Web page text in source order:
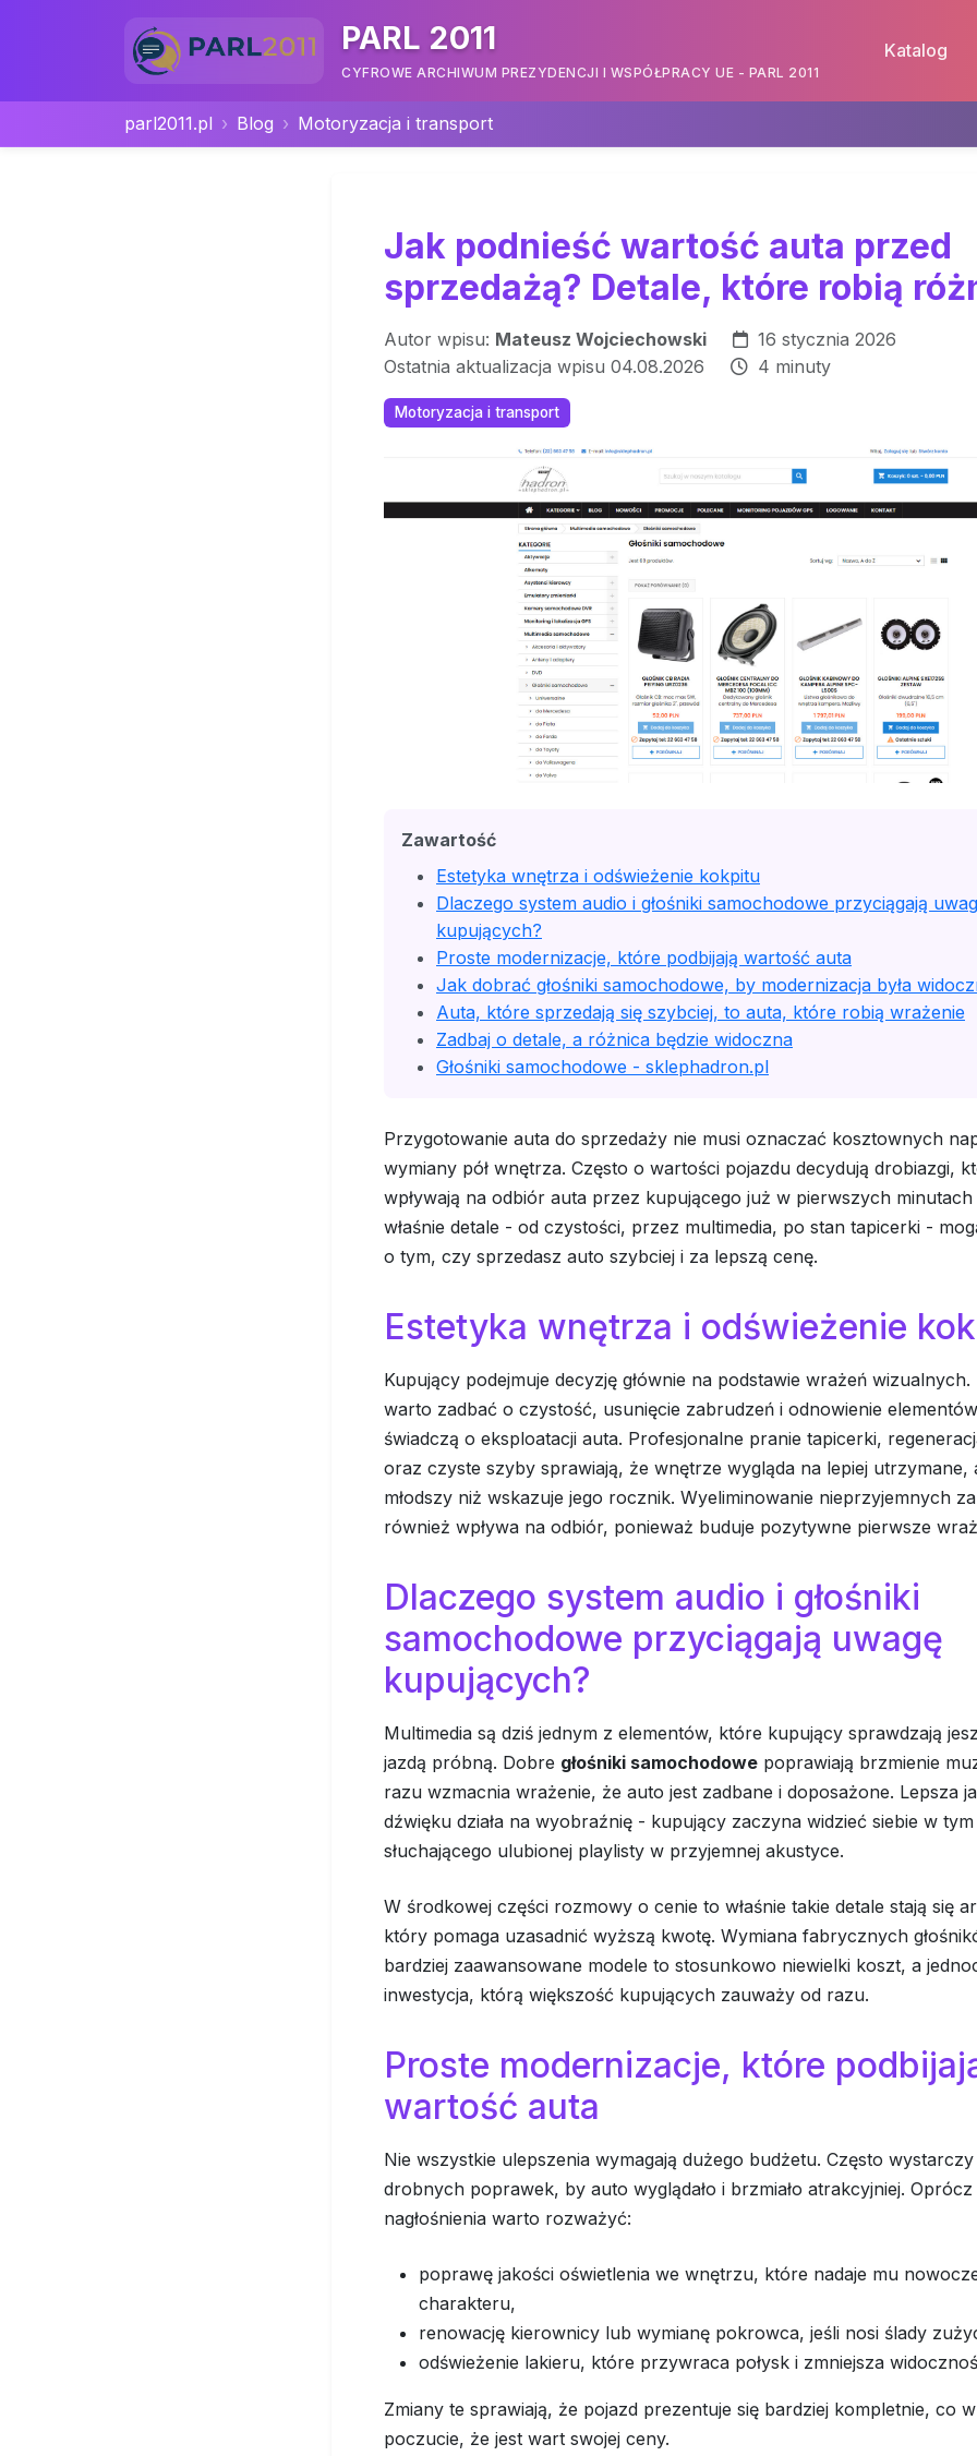
PARL 2011
CYFROWE ARCHIWUM PREZYDENCJI I WSPÓŁPRACY UE - PARL 2011
Katalog
parl2011.pl Blog Motoryzacja i transport
Jak podnieść wartość auta przed
sprzedażą? Detale, które robią
Autor wpisu: Mateusz Wojciechowski
16 stycznia 2026
Ostatnia aktualizacja wpisu 04.08.2026
4 minuty
Motoryzacja i transport
Zawartość
Estetyka wnętrza i odświeżenie kokpitu
Dlaczego system audio i głośniki samochodowe przyciągają
kupujących?
Proste modernizacje, które podbijają wartość auta
Jak dobrać głośniki samochodowe, by modernizacja była
Auta, które sprzedają się szybciej, to auta, które robią wrażenie
Zadbaj o detale, a różnica będzie widoczna
Głośniki samochodowe - sklephadron.pl
Przygotowanie auta do sprzedaży nie musi oznaczać kosztownych
wymiany pół wnętrza. Często o wartości pojazdu decydują drobiazgi,
wpływają na odbiór auta przez kupującego już w pierwszych minutach
właśnie detale - od czystości, przez multimedia, po stan tapicerki -
o tym, czy sprzedasz auto szybciej i za lepszą cenę.
Estetyka wnętrza i odświeżenie
Kupujący podejmuje decyzję głównie na podstawie wrażeń wizualnych.
warto zadbać o czystość, usunięcie zabrudzeń i odnowienie
świadczą o eksploatacji auta. Profesjonalne pranie tapicerki,
oraz czyste szyby sprawiają, że wnętrze wygląda na lepiej
młodszy niż wskazuje jego rocznik. Wyeliminowanie nieprzyjemnych
również wpływa na odbiór, ponieważ buduje pozytywne pierwsze
Dlaczego system audio i głośniki
samochodowe przyciągają uwagę
kupujących?
Multimedia są dziś jednym z elementów, które kupujący sprawdzają
jazdą próbną. Dobre głośniki samochodowe poprawiają brzmienie
razu wzmacnia wrażenie, że auto jest zadbane i doposażone. Lepsza
dźwięku działa na wyobraźnię - kupujący zaczyna widzieć siebie w
słuchającego ulubionej playlisty w przyjemnej akustyce.
W środkowej części rozmowy o cenie to właśnie takie detale stają się
który pomaga uzasadnić wyższą kwotę. Wymiana fabrycznych
bardziej zaawansowane modele to stosunkowo niewielki koszt, a
inwestycja, którą większość kupujących zauważy od razu.
Proste modernizacje, które
wartość auta
Nie wszystkie ulepszenia wymagają dużego budżetu. Często
drobnych poprawek, by auto wyglądało i brzmiało atrakcyjniej.
nagłośnienia warto rozważyć:
poprawę jakości oświetlenia we wnętrzu, które nadaje mu
charakteru,
renowację kierownicy lub wymianę pokrowca, jeśli nosi ślady
odświeżenie lakieru, które przywraca połysk i zmniejsza
Zmiany te sprawiają, że pojazd prezentuje się bardziej kompletnie, co
poczucie, że jest wart swojej ceny.